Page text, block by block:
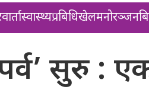
स्वास्थ्यप्रबिधिखेलमनोरञ्जन
सुरु :